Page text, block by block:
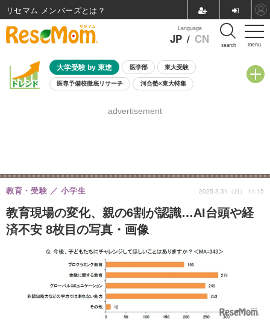
menu
Language
JP / CN search
大学受験 by 東進 医学部 東大受験
医専予備校徹底リサーチ 河合塾×東大特集
8月開催学校説明会・相談会
advertisement
教育現場の変化、親の6割が認識…AI台頭や経
済不安 8枚目の写真・画像
教育・受験 小学生 2025.3.31（月） 11:15
リセマム メンバーズ